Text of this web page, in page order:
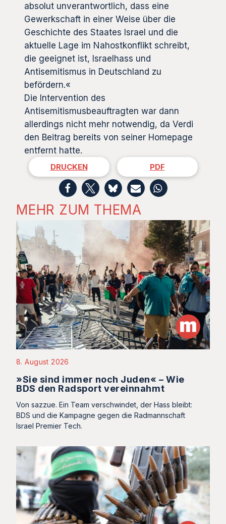
absolut unverantwortlich, dass eine
Gewerkschaft in einer Weise über die
Geschichte des Staates Israel und die
aktuelle Lage im Nahostkonflikt schreibt,
die geeignet ist, Israelhass und
Antisemitismus in Deutschland zu
befördern.«
Die Intervention des
Antisemitismusbeauftragten war dann
allerdings nicht mehr notwendig, da Verdi
den Beitrag bereits von seiner Homepage
entfernt hatte.
DRUCKEN PDF
MEHR ZUM THEMA
8. August 2026
»Sie sind immer noch Juden« – Wie
BDS den Radsport vereinnahmt
Von sazzue. Ein Team verschwindet, der Hass bleibt:
BDS und die Kampagne gegen die Radmannschaft
Israel Premier Tech.